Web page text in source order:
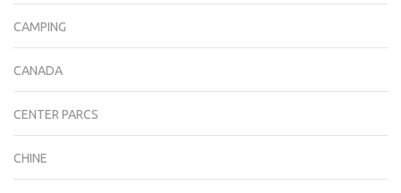
CAMPING
CANADA
CENTER PARCS
CHINE